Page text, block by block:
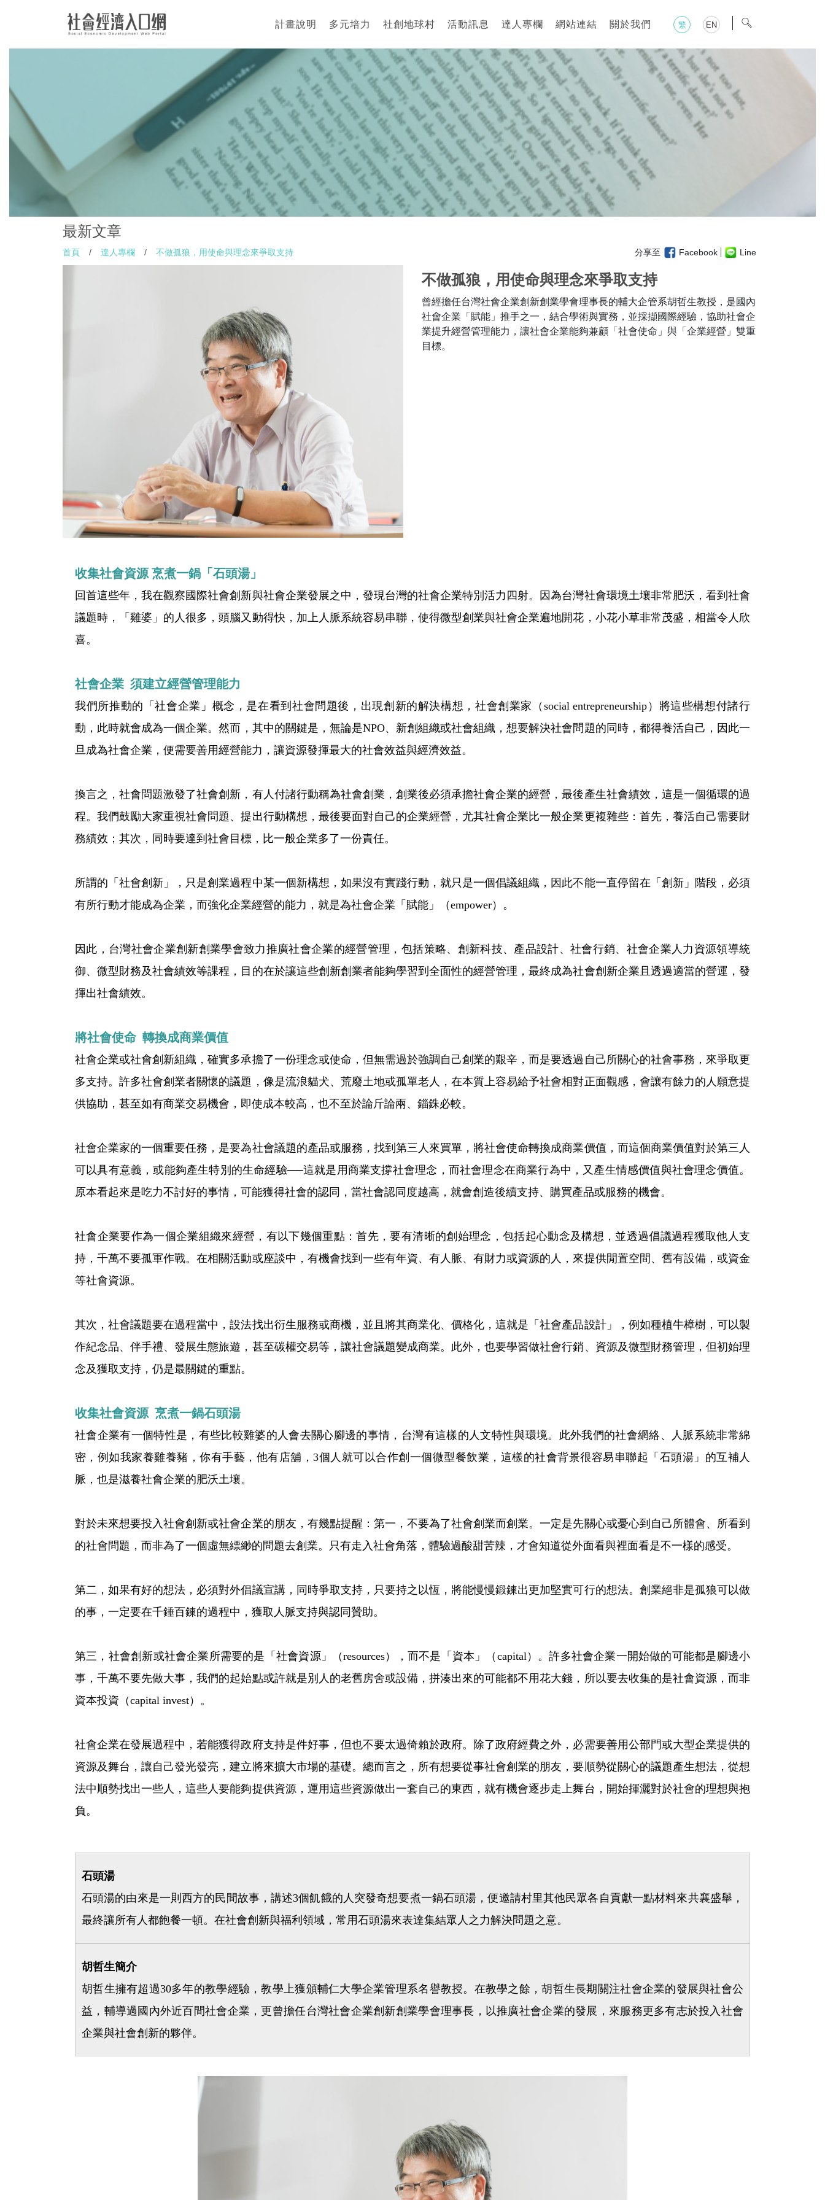
計畫說明 多元培力 社創地球村 活動訊息 達人專欄 網站連結 關於我們 繁 EN
最新文章
首頁 / 達人專欄 / 不做孤狼，用使命與理念來爭取支持 分享至 Facebook Line
不做孤狼，用使命與理念來爭取支持
曾經擔任台灣社會企業創新創業學會理事長的輔大企管系胡哲生教授，是國內
社會企業「賦能」推手之一，結合學術與實務，並採擷國際經驗，協助社會企
業提升經營管理能力，讓社會企業能夠兼顧「社會使命」與「企業經營」雙重
目標。
收集社會資源 烹煮一鍋 「 石頭湯」
回首這些年，我在觀察國際社會創新與社會企業發展之中，發現台灣的社會企業特別活力四射。因為台灣社會環境土壤非常肥沃，看到社會
議題時，「雞婆」的人很多，頭腦又動得快，加上人脈系統容易串聯，使得微型創業與社會企業遍地開花，小花小草非常茂盛，相當令人欣
喜。
社會企業 須建立經營管理能力
我們所推動的「社會企業」概念，是在看到社會問題後，出現創新的解決構想，社會創業家（social entrepreneurship）將這些構想付諸行
動，此時就會成為一個企業。然而，其中的關鍵是，無論是NPO、新創組織或社會組織，想要解決社會問題的同時，都得養活自己，因此一
旦成為社會企業，便需要善用經營能力，讓資源發揮最大的社會效益與經濟效益。
換言之，社會問題激發了社會創新，有人付諸行動稱為社會創業，創業後必須承擔社會企業的經營，最後產生社會績效，這是一個循環的過
程。我們鼓勵大家重視社會問題、提出行動構想，最後要面對自己的企業經營，尤其社會企業比一般企業更複雜些：首先，養活自己需要財
務績效；其次，同時要達到社會目標，比一般企業多了一份責任。
所謂的「社會創新」，只是創業過程中某一個新構想，如果沒有實踐行動，就只是一個倡議組織，因此不能一直停留在「創新」階段，必須
有所行動才能成為企業，而強化企業經營的能力，就是為社會企業「賦能」（empower）。
因此，台灣社會企業創新創業學會致力推廣社會企業的經營管理，包括策略、創新科技、產品設計、社會行銷、社會企業人力資源領導統
御、微型財務及社會績效等課程，目的在於讓這些創新創業者能夠學習到全面性的經營管理，最終成為社會創新企業且透過適當的營運，發
揮出社會績效。
將社會使命 轉換成商業價值
社會企業或社會創新組織，確實多承擔了一份理念或使命，但無需過於強調自己創業的艱辛，而是要透過自己所關心的社會事務，來爭取更
多支持。許多社會創業者關懷的議題，像是流浪貓犬、荒廢土地或孤單老人，在本質上容易給予社會相對正面觀感，會讓有餘力的人願意提
供協助，甚至如有商業交易機會，即使成本較高，也不至於論斤論兩、錙銖必較。
社會企業家的一個重要任務，是要為社會議題的產品或服務，找到第三人來買單，將社會使命轉換成商業價值，而這個商業價值對於第三人
可以具有意義，或能夠產生特別的生命經驗──這就是用商業支撐社會理念，而社會理念在商業行為中，又產生情感價值與社會理念價值。
原本看起來是吃力不討好的事情，可能獲得社會的認同，當社會認同度越高，就會創造後續支持、購買產品或服務的機會。
社會企業要作為一個企業組織來經營，有以下幾個重點：首先，要有清晰的創始理念，包括起心動念及構想，並透過倡議過程獲取他人支
持，千萬不要孤軍作戰。在相關活動或座談中，有機會找到一些有年資、有人脈、有財力或資源的人，來提供閒置空間、舊有設備，或資金
等社會資源。
其次，社會議題要在過程當中，設法找出衍生服務或商機，並且將其商業化、價格化，這就是「社會產品設計」，例如種植牛樟樹，可以製
作紀念品、伴手禮、發展生態旅遊，甚至碳權交易等，讓社會議題變成商業。此外，也要學習做社會行銷、資源及微型財務管理，但初始理
念及獲取支持，仍是最關鍵的重點。
收集社會資源 烹煮一鍋石頭湯
社會企業有一個特性是，有些比較雞婆的人會去關心腳邊的事情，台灣有這樣的人文特性與環境。此外我們的社會網絡、人脈系統非常綿
密，例如我家養雞養豬，你有手藝，他有店舖，3個人就可以合作創一個微型餐飲業，這樣的社會背景很容易串聯起「石頭湯」的互補人
脈，也是滋養社會企業的肥沃土壤。
對於未來想要投入社會創新或社會企業的朋友，有幾點提醒：第一，不要為了社會創業而創業。一定是先關心或憂心到自己所體會、所看到
的社會問題，而非為了一個虛無縹緲的問題去創業。只有走入社會角落，體驗過酸甜苦辣，才會知道從外面看與裡面看是不一樣的感受。
第二，如果有好的想法，必須對外倡議宣講，同時爭取支持，只要持之以恆，將能慢慢鍛鍊出更加堅實可行的想法。創業絕非是孤狼可以做
的事，一定要在千錘百鍊的過程中，獲取人脈支持與認同贊助。
第三，社會創新或社會企業所需要的是「社會資源」（resources），而不是「資本」（capital）。許多社會企業一開始做的可能都是腳邊小
事，千萬不要先做大事，我們的起始點或許就是別人的老舊房舍或設備，拼湊出來的可能都不用花大錢，所以要去收集的是社會資源，而非
資本投資（capital invest）。
社會企業在發展過程中，若能獲得政府支持是件好事，但也不要太過倚賴於政府。除了政府經費之外，必需要善用公部門或大型企業提供的
資源及舞台，讓自己發光發亮，建立將來擴大市場的基礎。總而言之，所有想要從事社會創業的朋友，要順勢從關心的議題產生想法，從想
法中順勢找出一些人，這些人要能夠提供資源，運用這些資源做出一套自己的東西，就有機會逐步走上舞台，開始揮灑對於社會的理想與抱
負。
石頭湯
石頭湯的由來是一則西方的民間故事，講述3個飢餓的人突發奇想要煮一鍋石頭湯，便邀請村里其他民眾各自貢獻一點材料來共襄盛舉，
最終讓所有人都飽餐一頓。在社會創新與福利領域，常用石頭湯來表達集結眾人之力解決問題之意。
胡哲生簡介
胡哲生擁有超過30多年的教學經驗，教學上獲頒輔仁大學企業管理系名譽教授。在教學之餘，胡哲生長期關注社會企業的發展與社會公
益，輔導過國內外近百間社會企業，更曾擔任台灣社會企業創新創業學會理事長，以推廣社會企業的發展，來服務更多有志於投入社會
企業與社會創新的夥伴。